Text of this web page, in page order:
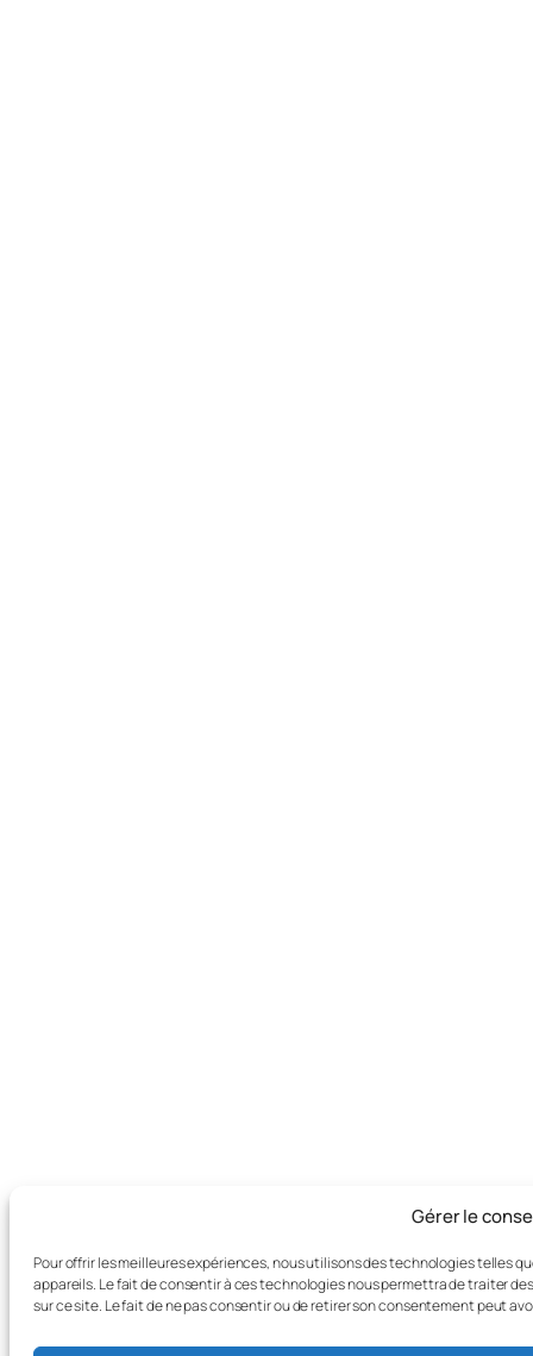
Gérer le
Pour offrir les meilleures expériences, nous utilisons des technologies telles
appareils. Le fait de consentir à ces technologies nous permettra de traiter
sur ce site. Le fait de ne pas consentir ou de retirer son consentement peut